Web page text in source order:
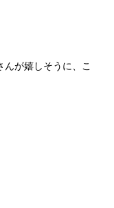
が嬉しそうに、こ